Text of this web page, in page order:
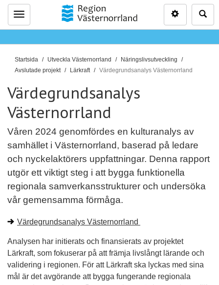
Meny
D
u
r
h
ä
r
:
Startsida Utveckla Västernorrland
Näringslivsutveckling
Avslutade projekt
Lärkraft Värdegrundsanalys Västernorrland
Värdegrundsanalys
Västernorrland
Våren 2024 genomfördes en kulturanalys av
samhället i Västernorrland, baserad på ledare
och nyckelaktörers uppfattningar. Denna rapport
utgör ett viktigt steg i att bygga funktionella
regionala samverkansstrukturer och undersöka
vår gemensamma förmåga.
Värdegrundsanalys Västernorrland
Analysen har initierats och finansierats av projektet
Lärkraft, som fokuserar på att främja livslångt lärande och
validering i regionen. För att Lärkraft ska lyckas med sina
mål är det avgörande att bygga fungerande regionala